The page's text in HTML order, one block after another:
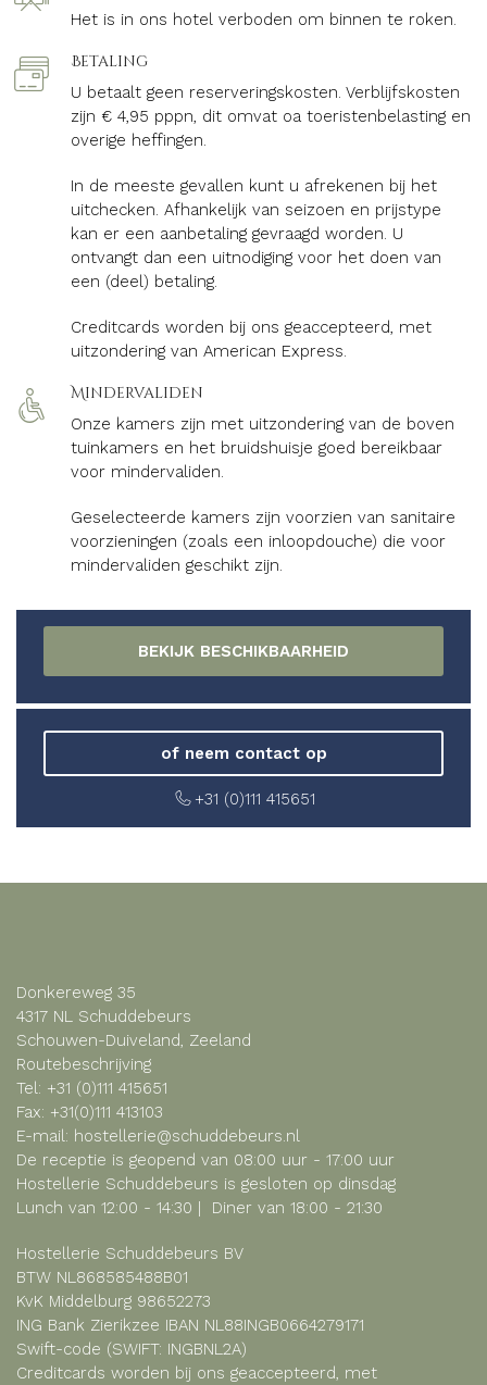
Het is in ons hotel verboden om binnen te roken.
Betaling
U betaalt geen reserveringskosten. Verblijfskosten
zijn € 4,95 pppn, dit omvat oa toeristenbelasting en
overige heffingen.
In de meeste gevallen kunt u afrekenen bij het
uitchecken. Afhankelijk van seizoen en prijstype
kan er een aanbetaling gevraagd worden. U
ontvangt dan een uitnodiging voor het doen van
een (deel) betaling.
Creditcards worden bij ons geaccepteerd, met
uitzondering van American Express.
Mindervaliden
Onze kamers zijn met uitzondering van de boven
tuinkamers en het bruidshuisje goed bereikbaar
voor mindervaliden.
Geselecteerde kamers zijn voorzien van sanitaire
voorzieningen (zoals een inloopdouche) die voor
mindervaliden geschikt zijn.
of neem contact op
+31 (0)111 415651
Donkereweg 35
4317 NL Schuddebeurs
Schouwen-Duiveland, Zeeland
Routebeschrijving
Tel: +31 (0)111 415651
Fax: +31(0)111 413103
E-mail: hostellerie@schuddebeurs.nl
De receptie is geopend van 08:00 uur - 17:00 uur
Hostellerie Schuddebeurs is gesloten op dinsdag
Lunch van 12:00 - 14:30 | Diner van 18:00 - 21:30
Hostellerie Schuddebeurs BV
BTW NL868585488B01
KvK Middelburg 98652273
ING Bank Zierikzee IBAN NL88INGB0664279171
Swift-code (SWIFT: INGBNL2A)
Creditcards worden bij ons geaccepteerd, met